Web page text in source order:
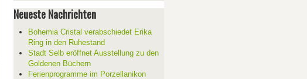
Neueste Nachrichten
Bohemia Cristal verabschiedet Erika
Ring in den Ruhestand
Stadt Selb eröffnet Ausstellung zu den
Goldenen Büchern
Ferienprogramme im Porzellanikon